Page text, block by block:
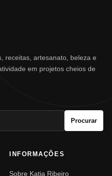
receitas, artesanato, beleza e
em projetos cheios de
Procurar
INFORMAÇÕES
Sobre Katia Ribeiro